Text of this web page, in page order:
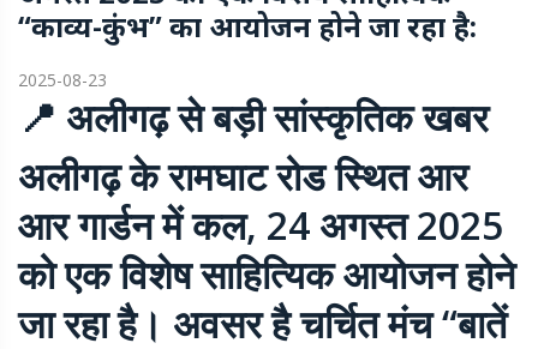
“काव्य-कुंभ” का आयोजन होने जा रहा है:
2025-08-23
📍 अलीगढ़ से बड़ी सांस्कृतिक खबर
अलीगढ़ के रामघाट रोड स्थित आर
आर गार्डन में कल, 24 अगस्त 2025
को एक विशेष साहित्यिक आयोजन होने
जा रहा है। अवसर है चर्चित मंच “बातें